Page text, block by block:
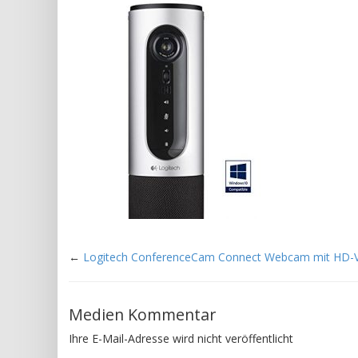
← Logitech ConferenceCam Connect Webcam mit HD-
Medien Kommentar
Ihre E-Mail-Adresse wird nicht veröffentlicht